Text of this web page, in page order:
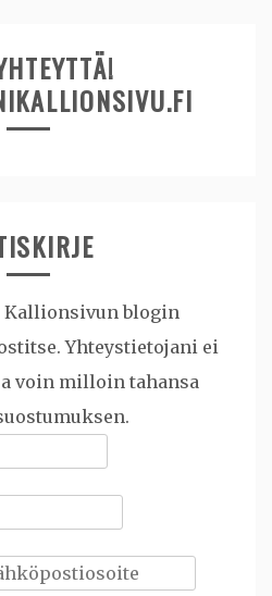
Kallionsivun blogin
Yhteystietojani ei
voin milloin tahansa